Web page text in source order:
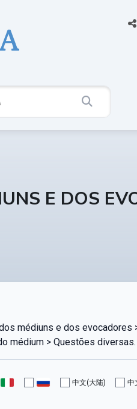
E DOS
médiuns e dos evocadores
médium > Questões diversas.
中文(大陆) 中